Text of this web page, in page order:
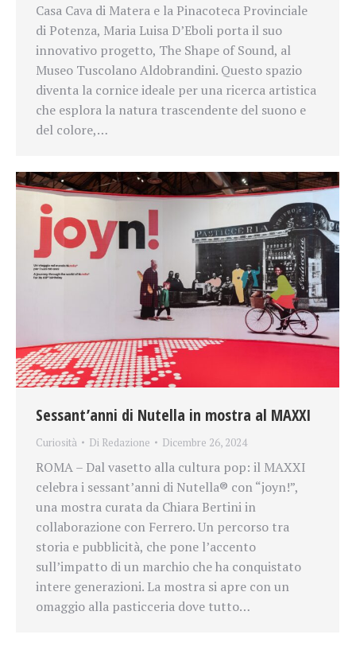
Casa Cava di Matera e la Pinacoteca Provinciale
di Potenza, Maria Luisa D’Eboli porta il suo
innovativo progetto, The Shape of Sound, al
Museo Tuscolano Aldobrandini. Questo spazio
diventa la cornice ideale per una ricerca artistica
che esplora la natura trascendente del suono e
del colore,…
Sessant’anni di Nutella in mostra al MAXXI
Curiosità Di Redazione Dicembre 26, 2024
ROMA – Dal vasetto alla cultura pop: il MAXXI
celebra i sessant’anni di Nutella® con “joyn!”,
una mostra curata da Chiara Bertini in
collaborazione con Ferrero. Un percorso tra
storia e pubblicità, che pone l’accento
sull’impatto di un marchio che ha conquistato
intere generazioni. La mostra si apre con un
omaggio alla pasticceria dove tutto…